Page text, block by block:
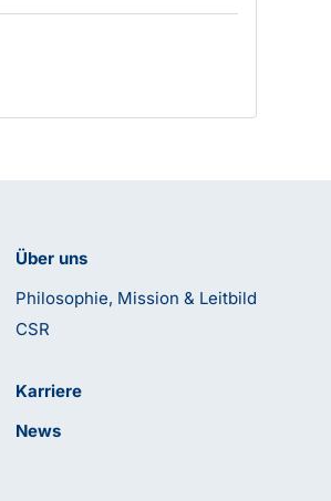
Über uns
Philosophie, Mission & Leitbild
CSR
Karriere
News